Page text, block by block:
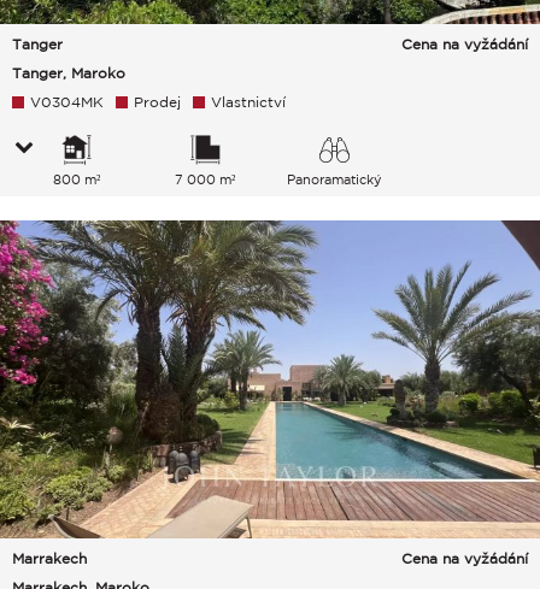
Tanger
Tanger, Maroko
Cena na vyžádání
V0304MK Prodej Vlastnictví
800 m² 7 000 m² Panoramatický
Marrakech
Cena na vyžádání